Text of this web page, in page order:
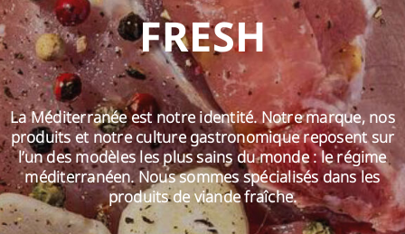
DURABILITÉ
PRODUITS
COMMUNICATION
EMPLOI
CONTACT
FRESH
La Méditerranée est notre identité. Notre marque, nos
produits et notre culture gastronomique reposent sur
l’un des modèles les plus sains du monde : le régime
méditerranéen. Nous sommes spécialisés dans les
produits de viande fraîche.